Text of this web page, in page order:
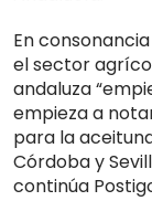
En
el sector
andaluza
empieza a
para la
Córdoba y
continúa